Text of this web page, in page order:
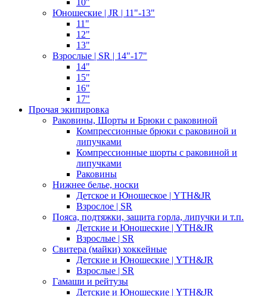
Юношеские | JR | 11"-13"
11"
12"
13"
Взрослые | SR | 14"-17"
14"
15"
16"
17"
Прочая экипировка
Раковины, Шорты и Брюки с раковиной
Компрессионные брюки с раковиной и
липучками
Компрессионные шорты с раковиной и
липучками
Раковины
Нижнее белье, носки
Детское и Юношеское | YTH&JR
Взрослое | SR
Пояса, подтяжки, защита горла, липучки и т.п.
Детские и Юношеские | YTH&JR
Взрослые | SR
Свитера (майки) хоккейные
Детские и Юношеские | YTH&JR
Взрослые | SR
Гамаши и рейтузы
Детские и Юношеские | YTH&JR